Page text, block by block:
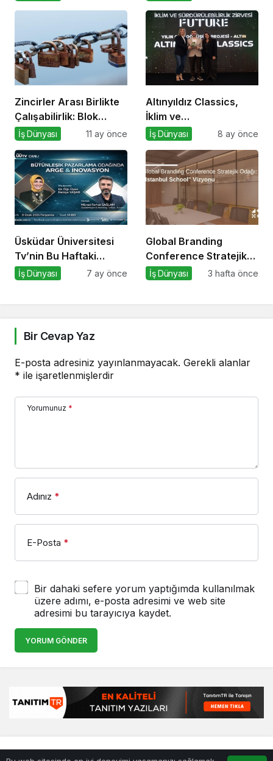
Zincirler Arası Birlikte
Çalışabilirlik: Blok
Zincirlerin Geleceği
İş Dünyası 11 ay önce
Altınyıldız Classics,
İklim ve
Sürdürülebilirlik
Dönüşüm Projesi”
Kategorisinde Altın
Ödül Kazandı
İş Dünyası 8 ay önce
Üsküdar Üniversitesi
Tv’nin Bu Haftaki
Konuğu Mürsel Ferhat
İş Dünyası 7 ay önce
Global Branding
Conference Stratejik
Odağı: “Istanbul
İş Dünyası 3 hafta önce
Bir Cevap Yaz
E-posta adresiniz yayınlanmayacak. Gerekli alanlar
* ile işaretlenmişlerdir
Yorumunuz *
Adınız *
E-Posta *
Bir dahaki sefere yorum yaptığımda kullanılmak
üzere adımı, e-posta adresimi ve web site
adresimi bu tarayıcıya kaydet.
YORUM GÖNDER
en iyiler